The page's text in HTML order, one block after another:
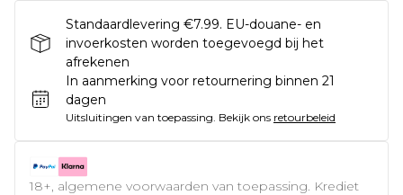
Standaardlevering €7.99. EU-douane- en
invoerkosten worden toegevoegd bij het
afrekenen
In aanmerking voor retournering binnen 21
dagen
Uitsluitingen van toepassing. Bekijk ons retourbeleid
18+, algemene voorwaarden van toepassing. Krediet